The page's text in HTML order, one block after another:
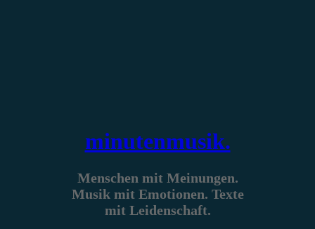
minutenmusik.
Menschen mit Meinungen.
Musik mit Emotionen. Texte
mit Leidenschaft.